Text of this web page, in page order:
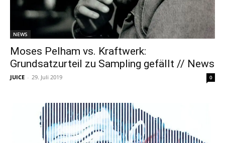
NEWS
Moses Pelham vs. Kraftwerk:
Grundsatzurteil zu Sampling gefällt // News
JUICE - 29. Juli 2019 0